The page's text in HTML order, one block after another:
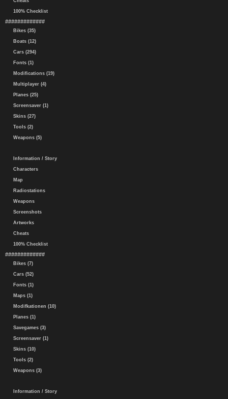
100% Checklist
#############
Bikes (35)
Boats (12)
Cars (294)
Fonts (1)
Modifications (19)
Multiplayer (4)
Planes (25)
Screensaver (1)
Skins (27)
Tools (2)
Weapons (5)
Information / Story
Characters
Map
Radiostations
Weapons
Screenshots
Artworks
Cheats
100% Checklist
#############
Bikes (7)
Cars (52)
Fonts (1)
Maps (1)
Modifkationen (10)
Planes (1)
Savegames (3)
Screensaver (1)
Skins (10)
Tools (2)
Weapons (3)
Information / Story